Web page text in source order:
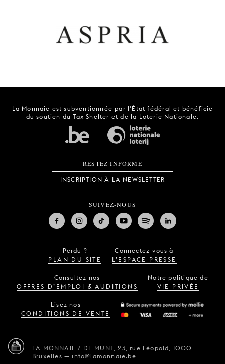
La Monnaie est subventionnée par l'État fédéral et bénéficie
du soutien du Tax Shelter et de la Loterie Nationale.
RESTEZ INFORMÉ
INSCRIPTION À LA NEWSLETTER
SUIVEZ-NOUS
Perdu ?
PLAN DU SITE
Connectez-vous à
L’ESPACE PRESSE
Consultez nos
OFFRES D’EMPLOI & AUDITIONS
Notre politique de
VIE PRIVÉE
Lisez nos
CONDITIONS DE VENTE
LA MONNAIE / DE MUNT, 23, rue Léopold, 1000
Bruxelles —info@lamonnaie.be